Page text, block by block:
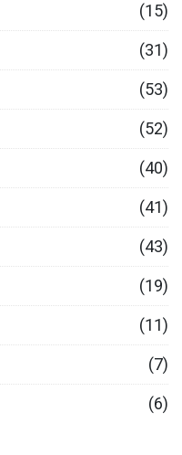
(15)
(31)
(53)
(52)
(40)
(41)
(43)
(19)
(11)
(7)
(6)